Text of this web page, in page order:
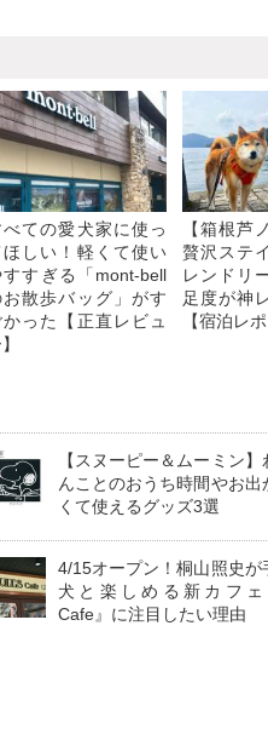
べての愛犬家に使っ
ほしい！軽くて使い
すすぎる「mont-bell
お散歩バッグ」がす
かった【正直レビュ
【箱根芦
贅沢ステ
レンドリ
足度が神
【宿泊レポ
【スヌーピー＆ムーミン
んことのおうち時間やお出
くて使えるグッズ3選
4/15オープン！桐山照史が
犬と楽しめる新カフェ
Cafe』に注目したい理由